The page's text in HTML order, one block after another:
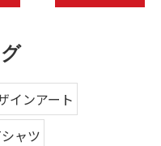
インアート
ャツ